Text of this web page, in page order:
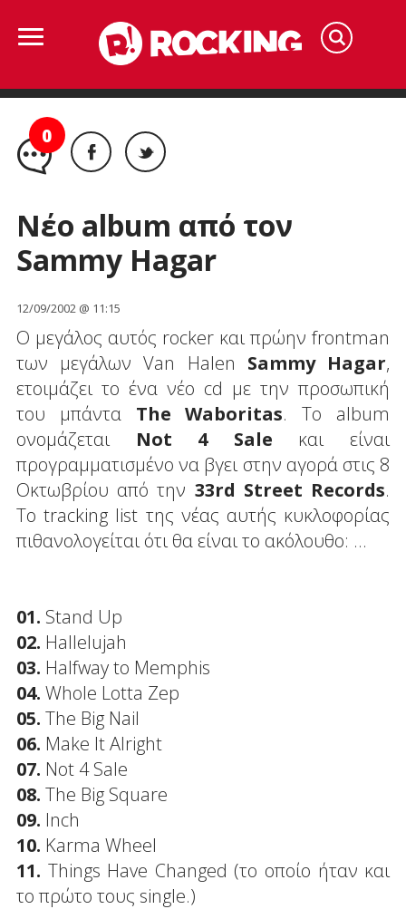
0
Νέο album από τον
Sammy Hagar
12/09/2002 @ 11:15
Ο μεγάλος αυτός rocker και πρώην frontman
των μεγάλων Van Halen Sammy Hagar,
ετοιμάζει το ένα νέο cd με την προσωπική
του μπάντα The Waboritas. Το album
ονομάζεται Not 4 Sale και είναι
προγραμματισμένο να βγει στην αγορά στις 8
Οκτωβρίου από την 33rd Street Records.
Το tracking list της νέας αυτής κυκλοφορίας
πιθανολογείται ότι θα είναι το ακόλουθο: ...
01. Stand Up
02. Hallelujah
03. Halfway to Memphis
04. Whole Lotta Zep
05. The Big Nail
06. Make It Alright
07. Not 4 Sale
08. The Big Square
09. Inch
10. Karma Wheel
11. Things Have Changed (το οποίο ήταν και
το πρώτο τους single.)